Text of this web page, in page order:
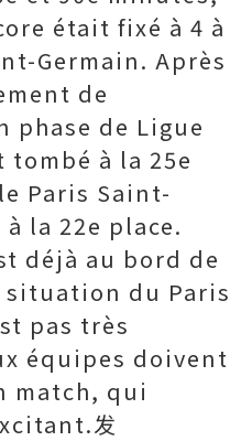
était fixé à 4 à
Germain. Après
de
phase de Ligue
tombé à la 25e
Paris Saint-
la 22e place.
déjà au bord de
du Paris
pas très
équipes doivent
match, qui
发